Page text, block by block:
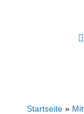
Startseite »